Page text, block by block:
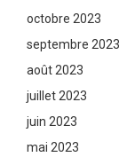
octobre 2023
septembre 2023
août 2023
juillet 2023
juin 2023
mai 2023